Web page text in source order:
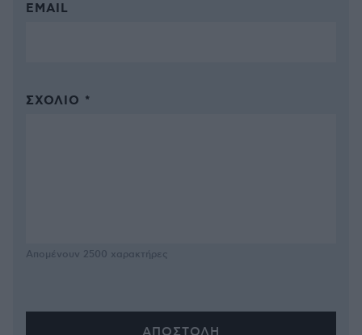
EMAIL
ΣΧΌΛΙΟ *
Απομένουν 2500 χαρακτήρες